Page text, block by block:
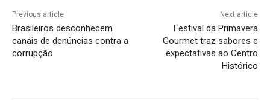
Previous article
Brasileiros desconhecem
canais de denúncias contra a
corrupção
Next article
Festival da Primavera
Gourmet traz sabores e
expectativas ao Centro
Histórico